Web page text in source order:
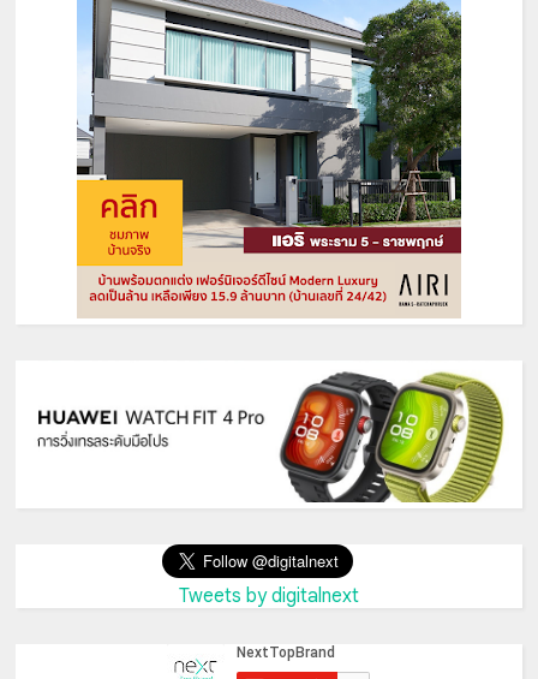
Tweets by digitalnext